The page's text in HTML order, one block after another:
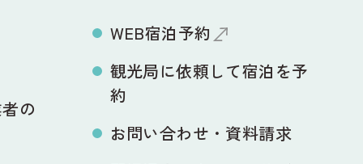
の
WEB宿泊予約
観光局に依頼して宿泊を予
約
お問い合わせ・資料請求